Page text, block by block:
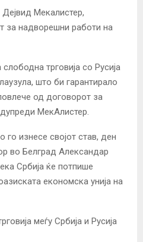
Дејвид Мекалистер,
за надворешни работи на
трговија со Русија
што би гарантирало
од договорот за
МекАлистер.
го изнесе својот став, ден
во Белград Александар
Србија ќе потпише
економска унија на
меѓу Србија и Русија